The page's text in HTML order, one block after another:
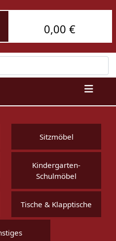
0,00 €
Sitzmöbel
Kindergarten-
Schulmöbel
Tische & Klapptische